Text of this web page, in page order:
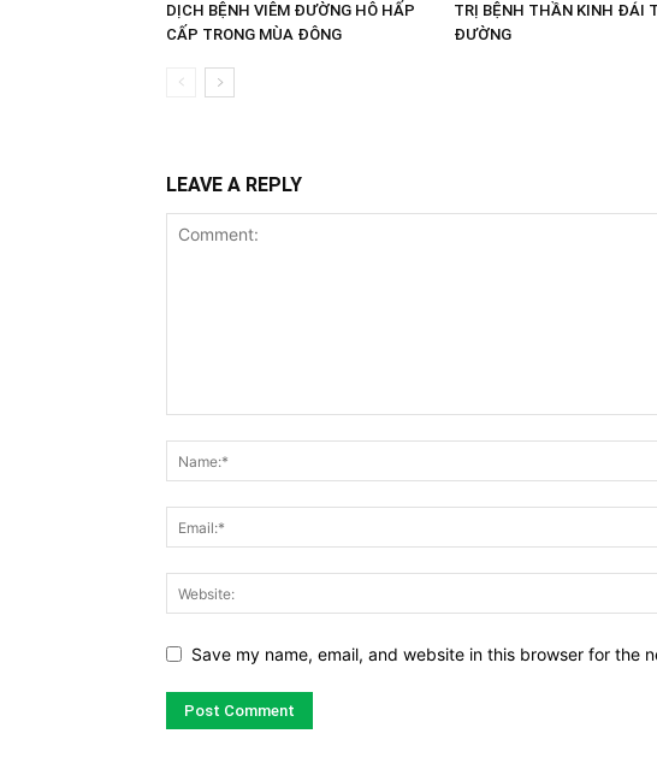
DỊCH BỆNH VIÊM ĐƯỜNG HÔ HẤP
CẤP TRONG MÙA ĐÔNG
TRỊ BỆNH THẦN KINH ĐÁI
ĐƯỜNG
LEAVE A REPLY
Save my name, email, and website in this browser for the